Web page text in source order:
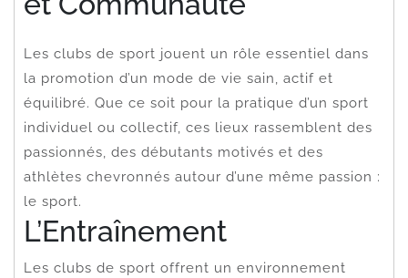
Les clubs de sport jouent un rôle essentiel dans
la promotion d’un mode de vie sain, actif et
équilibré. Que ce soit pour la pratique d’un sport
individuel ou collectif, ces lieux rassemblent des
passionnés, des débutants motivés et des
athlètes chevronnés autour d’une même passion :
le sport.
L’Entraînement
Les clubs de sport offrent un environnement